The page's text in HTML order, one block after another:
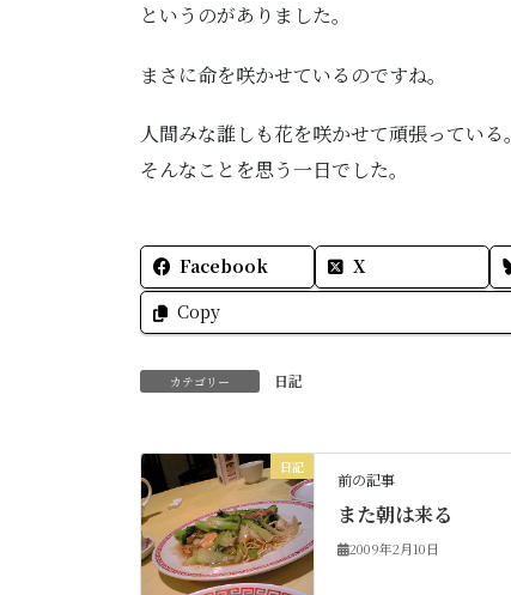
というのがありました。
まさに命を咲かせているのですね。
人間みな誰しも花を咲かせて頑張っている。
そんなことを思う一日でした。
Facebook X
Copy
カテゴリー 日記
日記
前の記事
また朝は来る
2009年2月10日